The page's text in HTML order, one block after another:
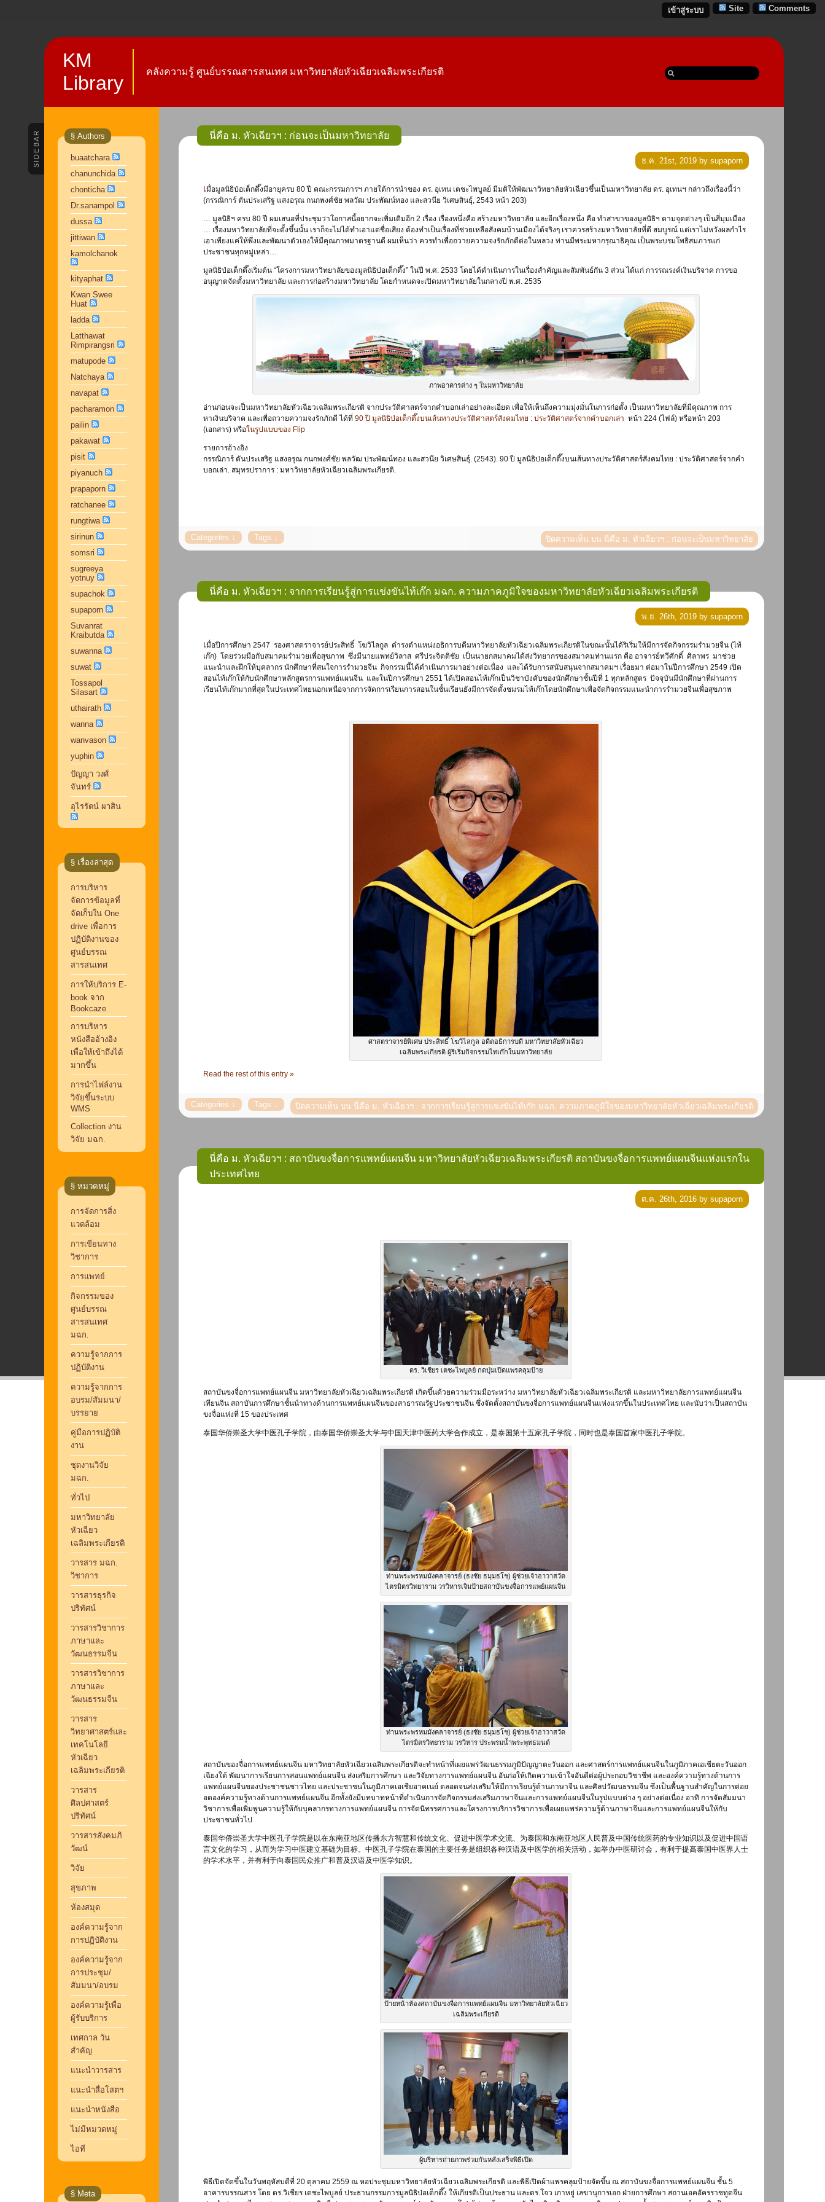
Comments
Site
เข้าสู่ระบบ
KM
Library
คลังความรู้ ศูนย์บรรณสารสนเทศ มหาวิทยาลัยหัวเฉียวเฉลิมพระเกียรติ
SIDEBAR § Authors
buaatchara
chanunchida
chonticha
Dr.sanampol
dussa
jittiwan
kamolchanok
kityaphat
Kwan Swee
Huat
ladda
Latthawat
Rimpirangsri
matupode
Natchaya
navapat
pacharamon
pailin
pakawat
pisit
piyanuch
prapaporn
ratchanee
rungtiwa
sirinun
somsri
sugreeya
yotnuy
supachok
supaporn
Suvanrat
Kraibutda
suwanna
suwat
Tossapol
Silasart
uthairath
wanna
wanvason
yuphin
ปัญญา วงศ์
จันทร์
อุไรรัตน์ ผาสิน
§ เรื่องล่าสุด
การบริหาร
จัดการข้อมูลที่
จัดเก็บใน One
drive เพื่อการ
ปฏิบัติงานของ
ศูนย์บรรณ
สารสนเทศ
การให้บริการ E-
book จาก
Bookcaze
การบริหาร
หนังสืออ้างอิง
เพื่อให้เข้าถึงได้
มากขึ้น
การนำไฟล์งาน
วิจัยขึ้นระบบ
WMS
Collection งาน
วิจัย มฉก.
§ หมวดหมู่
การจัดการสิ่ง
แวดล้อม
การเขียนทาง
วิชาการ
การแพทย์
กิจกรรมของ
ศูนย์บรรณ
สารสนเทศ
มฉก.
ความรู้จากการ
ปฏิบัติงาน
ความรู้จากการ
อบรม/สัมมนา/
บรรยาย
คู่มือการปฏิบัติ
งาน
ชุดงานวิจัย
มฉก.
ทั่วไป
มหาวิทยาลัย
หัวเฉียว
เฉลิมพระเกียรติ
วารสาร มฉก.
วิชาการ
วารสารธุรกิจ
ปริทัศน์
วารสารวิชาการ
ภาษาและ
วัฒนธรรมจีน
วารสารวิชาการ
ภาษาและ
วัฒนธรรมจีน
วารสาร
วิทยาศาสตร์และ
เทคโนโลยี
หัวเฉียว
เฉลิมพระเกียรติ
วารสาร
ศิลปศาสตร์
ปริทัศน์
วารสารสังคมภิ
วัฒน์
วิจัย
สุขภาพ
ห้องสมุด
องค์ความรู้จาก
การปฏิบัติงาน
องค์ความรู้จาก
การประชุม/
สัมมนา/อบรม
องค์ความรู้เพื่อ
ผู้รับบริการ
เทศกาล วัน
สำคัญ
แนะนำวารสาร
แนะนำสื่อโสตฯ
แนะนำหนังสือ
ไม่มีหมวดหมู่
ไอที
§ Meta
นี่คือ ม. หัวเฉียวฯ : ก่อนจะเป็นมหาวิทยาลัย
ธ.ค. 21st, 2019 by supaporn
เมื่อมูลนิธิป่อเต็กตึ๊งมีอายุครบ 80 ปี คณะกรรมการฯ ภายใต้การนำของ ดร. อุเทน เตชะไพบูลย์ มีมติให้พัฒนาวิทยาลัยหัวเฉียวขึ้นเป็นมหาวิทยาลัย ดร. อุเทนฯ กล่าวถึงเรื่องนี้ว่า
(กรรณิการ์ ตันประเสริฐ แสงอรุณ กนกพงศ์ชัย พลวัฒ ประพัฒน์ทอง และสวนีย วิเศษสินธุ์, 2543 หน้า 203)
… มูลนิธิฯ ครบ 80 ปี ผมเสนอที่ประชุมว่าโอกาสนี้อยากจะเพิ่มเติมอีก 2 เรื่อง เรื่องหนึ่งคือ สร้างมหาวิทยาลัย และอีกเรื่องหนึ่ง คือ ทำสาขาของมูลนิธิฯ ตามจุดต่างๆ เป็นสี่มุมเมือง
… เรื่องมหาวิทยาลัยที่จะตั้งขึ้นนั้น เราก็จะไม่ได้ทำเอาแต่ชื่อเสียง ต้องทำเป็นเรื่องที่ช่วยเหลือสังคมบ้านเมืองได้จริงๆ เราควรสร้างมหาวิทยาลัยที่ดี สมบูรณ์ แต่เราไม่หวังผลกำไร
เอาเพียงแค่ให้พึ่งและพัฒนาตัวเองให้มีคุณภาพมาตรฐานดี ผมเห็นว่า ควรทำเพื่อถวายความจงรักภักดีต่อในหลวง ท่านมีพระมหากรุณาธิคุณ เป็นพระบรมโพธิสมภารแก่
ประชาชนทุกหมู่เหล่า…
มูลนิธิป่อเต็กตึ๊งเริ่มต้น “โครงการมหาวิทยาลัยของมูลนิธิป่อเต็กตึ๊ง” ในปี พ.ศ. 2533 โดยได้ดำเนินการในเรื่องสำคัญและสัมพันธ์กัน 3 ส่วน ได้แก่ การรณรงค์เงินบริจาค การขอ
อนุญาตจัดตั้งมหาวิทยาลัย และการก่อสร้างมหาวิทยาลัย โดยกำหนดจะเปิดมหาวิทยาลัยในกลางปี พ.ศ. 2535
ภาพอาคารต่าง ๆ ในมหาวิทยาลัย
อ่านก่อนจะเป็นมหาวิทยาลัยหัวเฉียวเฉลิมพระเกียรติ จากประวัติศาสตร์จากคำบอกเล่าอย่างละเอียด เพื่อให้เห็นถึงความมุ่งมั่นในการก่อตั้ง เป็นมหาวิทยาลัยที่มีคุณภาพ การ
หาเงินบริจาค และเพื่อถวายความจงรักภักดี ได้ที่ 90 ปี มูลนิธิป่อเต็กตึ๊งบนเส้นทางประวัติศาสตร์สังคมไทย : ประวัติศาสตร์จากคำบอกเล่า หน้า 224 (ไฟล์) หรือหน้า 203
(เอกสาร) หรือในรูปแบบของ Flip
รายการอ้างอิง
กรรณิการ์ ตันประเสริฐ แสงอรุณ กนกพงศ์ชัย พลวัฒ ประพัฒน์ทอง และสวนีย วิเศษสินธุ์. (2543). 90 ปี มูลนิธิป่อเต็กตึ๊งบนเส้นทางประวัติศาสตร์สังคมไทย : ประวัติศาสตร์จากคำ
บอกเล่า. สมุทรปราการ : มหาวิทยาลัยหัวเฉียวเฉลิมพระเกียรติ.
ปิดความเห็น บน นี่คือ ม. หัวเฉียวฯ : ก่อนจะเป็นมหาวิทยาลัย
นี่คือ ม. หัวเฉียวฯ : จากการเรียนรู้สู่การแข่งขันไท้เก๊ก มฉก. ความภาคภูมิใจของมหาวิทยาลัยหัวเฉียวเฉลิมพระเกียรติ
พ.ย. 26th, 2019 by supaporn
เมื่อปีการศึกษา 2547 รองศาสตราจารย์ประสิทธิ์ โฆวิไลกูล ดำรงตำแหน่งอธิการบดีมหาวิทยาลัยหัวเฉียวเฉลิมพระเกียรติในขณะนั้นได้ริเริ่มให้มีการจัดกิจกรรมรำมวยจีน (ไท้
เก๊ก) โดยร่วมมือกับสมาคมรำมวยเพื่อสุขภาพ ซึ่งมีนายแพทย์วิลาส ศรีประจิตติชัย เป็นนายกสมาคมได้ส่งวิทยากรของสมาคมท่านแรก คือ อาจารย์ทวีศักดิ์ ศิลาพร มาช่วย
แนะนำและฝึกให้บุคลากร นักศึกษาที่สนใจการรำมวยจีน กิจกรรมนี้ได้ดำเนินการมาอย่างต่อเนื่อง และได้รับการสนับสนุนจากสมาคมฯ เรื่อยมา ต่อมาในปีการศึกษา 2549 เปิด
สอนไท้เก๊กให้กับนักศึกษาหลักสูตรการแพทย์แผนจีน และในปีการศึกษา 2551 ได้เปิดสอนไท้เก๊กเป็นวิชาบังคับของนักศึกษาชั้นปีที่ 1 ทุกหลักสูตร ปัจจุบันมีนักศึกษาที่ผ่านการ
เรียนไท้เก๊กมากที่สุดในประเทศไทยนอกเหนือจากการจัดการเรียนการสอนในชั้นเรียนยังมีการจัดตั้งชมรมไท้เก๊กโดยนักศึกษาเพื่อจัดกิจกรรมแนะนำการรำมวยจีนเพื่อสุขภาพ
ศาสตราจารย์พิเศษ ประสิทธิ์ โฆวิไลกูล อดีตอธิการบดี มหาวิทยาลัยหัวเฉียว
เฉลิมพระเกียรติ ผู้ริเริ่มกิจกรรมไทเก๊กในมหาวิทยาลัย
Read the rest of this entry »
ปิดความเห็น บน นี่คือ ม. หัวเฉียวฯ : จากการเรียนรู้สู่การแข่งขันไท้เก๊ก มฉก. ความภาคภูมิใจของมหาวิทยาลัยหัวเฉียวเฉลิมพระเกียรติ
นี่คือ ม. หัวเฉียวฯ : สถาบันขงจื่อการแพทย์แผนจีน มหาวิทยาลัยหัวเฉียวเฉลิมพระเกียรติ สถาบันขงจื่อการแพทย์แผนจีนแห่งแรกใน
ประเทศไทย
ต.ค. 26th, 2016 by supaporn
ดร. วิเชียร เตชะไพบูลย์ กดปุ่มเปิดแพรคลุมป้าย
สถาบันขงจื่อการแพทย์แผนจีน มหาวิทยาลัยหัวเฉียวเฉลิมพระเกียรติ เกิดขึ้นด้วยความร่วมมือระหว่าง มหาวิทยาลัยหัวเฉียวเฉลิมพระเกียรติ และมหาวิทยาลัยการแพทย์แผนจีน
เทียนจิน สถาบันการศึกษาชั้นนำทางด้านการแพทย์แผนจีนของสาธารณรัฐประชาชนจีน ซึ่งจัดตั้งสถาบันขงจื่อการแพทย์แผนจีนแห่งแรกขึ้นในประเทศไทย และนับว่าเป็นสถาบัน
ขงจื่อแห่งที่ 15 ของประเทศ
泰国华侨崇圣大学中医孔子学院，由泰国华侨崇圣大学与中国天津中医药大学合作成立，是泰国第十五家孔子学院，同时也是泰国首家中医孔子学院。
ท่านพระพรหมมังคลาจารย์ (ธงชัย ธมฺมธโช) ผู้ช่วยเจ้าอาวาสวัด
ไตรมิตรวิทยาราม วรวิหารเจิมป้ายสถาบันขงจื่อการแพย์แผนจีน
ท่านพระพรหมมังคลาจารย์ (ธงชัย ธมฺมธโช) ผู้ช่วยเจ้าอาวาสวัด
ไตรมิตรวิทยาราม วรวิหาร ประพรมน้ำพระพุทธมนต์
สถาบันของจื่อการแพทย์แผนจีน มหาวิทยาลัยหัวเฉียวเฉลิมพระเกียรติจะทำหน้าที่เผยแพร่วัฒนธรรมภูมิปัญญาตะวันออก และศาสตร์การแพทย์แผนจีนในภูมิภาคเอเชียตะวันออก
เฉียงใต้ พัฒนาการเรียนการสอนแพทย์แผนจีน ส่งเสริมการศึกษา และวิจัยทางการแพทย์แผนจีน อันก่อให้เกิดความเข้าใจอันดีต่อผู้ประกอบวิชาชีพ และองค์ความรู้ทางด้านการ
แพทย์แผนจีนของประชาชนชาวไทย และประชาชนในภูมิภาคเอเชียอาคเนย์ ตลอดจนส่งเสริมให้มีการเรียนรู้ด้านภาษาจีน และศิลปวัฒนธรรมจีน ซึ่งเป็นพื้นฐานสำคัญในการต่อย
อดองค์ความรู้ทางด้านการแพทย์แผนจีน อีกทั้งยังมีบทบาทหน้าที่ดำเนินการจัดกิจกรรมส่งเสริมภาษาจีนและการแพทย์แผนจีนในรูปแบบต่าง ๆ อย่างต่อเนื่อง อาทิ การจัดสัมมนา
วิชาการเพื่อเพิ่มพูนความรู้ให้กับบุคลากรทางการแพทย์แผนจีน การจัดนิทรรศการและโครงการบริการวิชาการเพื่อเผยแพร่ความรู้ด้านภาษาจีนและการแพทย์แผนจีนให้กับ
ประชาชนทั่วไป
泰国华侨崇圣大学中医孔子学院是以在东南亚地区传播东方智慧和传统文化、促进中医学术交流、为泰国和东南亚地区人民普及中国传统医药的专业知识以及促进中国语
言文化的学习，从而为学习中医建立基础为目标。中医孔子学院在泰国的主要任务是组织各种汉语及中医学的相关活动，如举办中医研讨会，有利于提高泰国中医界人士
的学术水平，并有利于向泰国民众推广和普及汉语及中医学知识。
ป้ายหน้าห้องสถาบันขงจื่อการแพทย์แผนจีน มหาวิทยาลัยหัวเฉียว
เฉลิมพระเกียรติ
ผู้บริหารถ่ายภาพร่วมกันหลังเสร็จพิธีเปิด
พิธีเปิดจัดขึ้นในวันพฤหัสบดีที่ 20 ตุลาคม 2559 ณ หอประชุมมหาวิทยาลัยหัวเฉียวเฉลิมพระเกียรติ และพิธีเปิดผ้าแพรคลุมป้ายจัดขึ้น ณ สถาบันขงจื่อการแพทย์แผนจีน ชั้น 5
อาคารบรรณสาร โดย ดร.วิเชียร เตชะไพบูลย์ ประธานกรรมการมูลนิธิป่อเต็กตึ๊ง ให้เกียรติเป็นประธาน และดร.โจว เกาหยู่ เลขานุการเอก ฝ่ายการศึกษา สถานเอคอัครราชทูตจีน